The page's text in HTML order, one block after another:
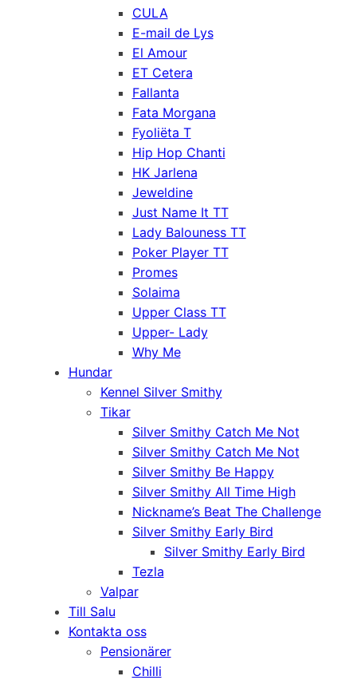
CULA
E-mail de Lys
El Amour
ET Cetera
Fallanta
Fata Morgana
Fyoliëta T
Hip Hop Chanti
HK Jarlena
Jeweldine
Just Name It TT
Lady Balouness TT
Poker Player TT
Promes
Solaima
Upper Class TT
Upper- Lady
Why Me
Hundar
Kennel Silver Smithy
Tikar
Silver Smithy Catch Me Not
Silver Smithy Catch Me Not
Silver Smithy Be Happy
Silver Smithy All Time High
Nickname’s Beat The Challenge
Silver Smithy Early Bird
Silver Smithy Early Bird
Tezla
Valpar
Till Salu
Kontakta oss
Pensionärer
Chilli